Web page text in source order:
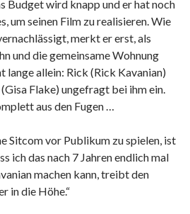
Budget wird knapp und er hat noch
um seinen Film zu realisieren. Wie
merkt er erst, als
und die gemeinsame Wohnung
allein: Rick (Rick Kavanian)
Flake) ungefragt bei ihm ein.
aus den Fugen …
Sitcom vor Publikum zu spielen, ist
ich das nach 7 Jahren endlich mal
machen kann, treibt den
in die Höhe.“